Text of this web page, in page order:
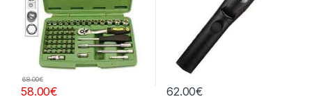
58.00€
68.00€
62.00€